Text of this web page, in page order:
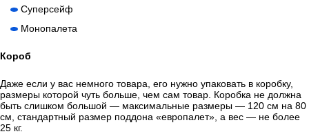
Суперсейф
Монопалета
Короб
Даже если у вас немного товара, его нужно упаковать в коробку,
размеры которой чуть больше, чем сам товар. Коробка не должна
быть слишком большой — максимальные размеры — 120 см на 80
см, стандартный размер поддона «европалет», а вес — не более
25 кг.